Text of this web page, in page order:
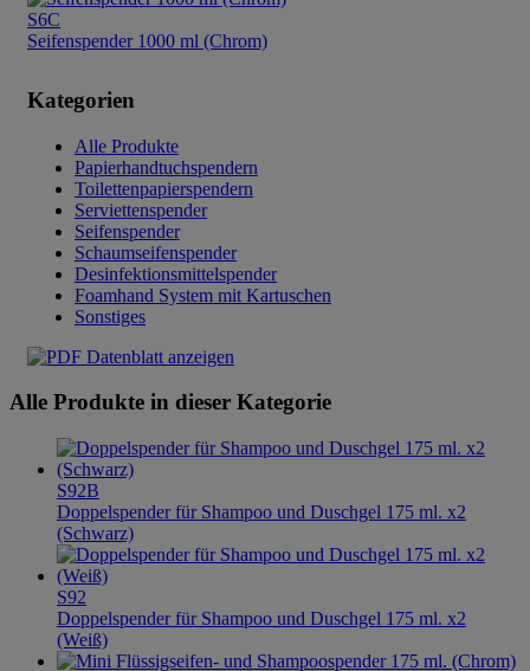
S6C
Seifenspender 1000 ml (Chrom)
Kategorien
Alle Produkte
Papierhandtuchspendern
Toilettenpapierspendern
Serviettenspender
Seifenspender
Schaumseifenspender
Desinfektionsmittelspender
Foamhand System mit Kartuschen
Sonstiges
Datenblatt anzeigen
Alle Produkte in dieser Kategorie
S92B
Doppelspender für Shampoo und Duschgel 175 ml. x2
(Schwarz)
S92
Doppelspender für Shampoo und Duschgel 175 ml. x2
(Weiß)